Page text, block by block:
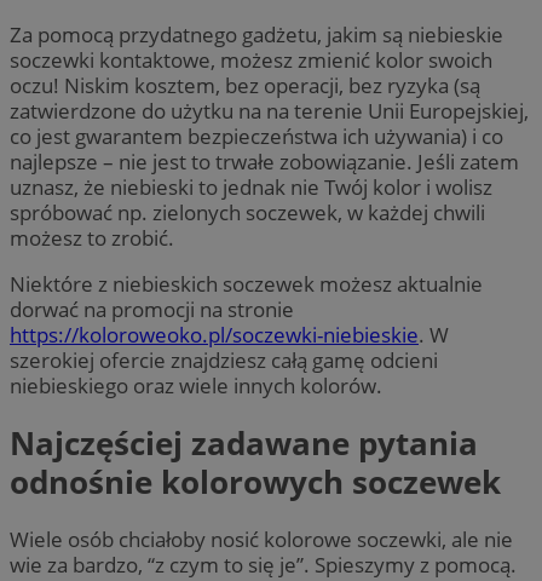
Za pomocą przydatnego gadżetu, jakim są niebieskie
soczewki kontaktowe, możesz zmienić kolor swoich
oczu! Niskim kosztem, bez operacji, bez ryzyka (są
zatwierdzone do użytku na na terenie Unii Europejskiej,
co jest gwarantem bezpieczeństwa ich używania) i co
najlepsze – nie jest to trwałe zobowiązanie. Jeśli zatem
uznasz, że niebieski to jednak nie Twój kolor i wolisz
spróbować np. zielonych soczewek, w każdej chwili
możesz to zrobić.
Niektóre z niebieskich soczewek możesz aktualnie
dorwać na promocji na stronie
https://koloroweoko.pl/soczewki-niebieskie. W
szerokiej ofercie znajdziesz całą gamę odcieni
niebieskiego oraz wiele innych kolorów.
Najczęściej zadawane pytania
odnośnie kolorowych soczewek
Wiele osób chciałoby nosić kolorowe soczewki, ale nie
wie za bardzo, “z czym to się je”. Spieszymy z pomocą.